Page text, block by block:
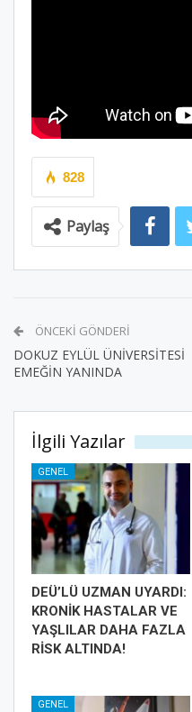
828
Paylaş
ÖNCEKI GÖNDERI
DOKUZ EYLÜL ÜNİVERSİTESİ
EMEĞİN YANINDA
İlgili Yazılar
GENEL
DEÜ’LÜ UZMAN UYARDI:
KRONİK HASTALAR VE
YAŞLILAR DAHA FAZLA
RİSK ALTINDA!
GENEL